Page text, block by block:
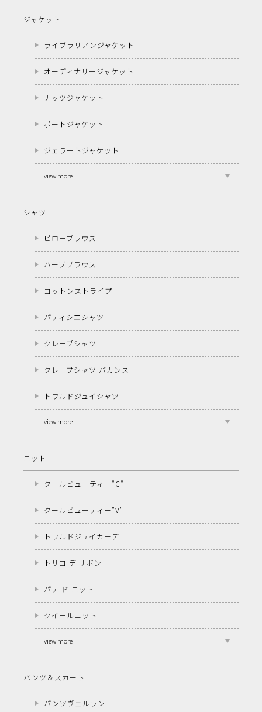
ジャケット
ライブラリアンジャケット
オーディナリージャケット
ナッツジャケット
ポートジャケット
ジェラートジャケット
view more
シャツ
ピローブラウス
ハーブブラウス
コットンストライプ
パティシエシャツ
クレープシャツ
クレープシャツ バカンス
トワルドジュイシャツ
view more
ニット
クールビューティー"C"
クールビューティー"V"
トワルドジュイカーデ
トリコ デ サボン
パテ ド ニット
クイールニット
view more
パンツ＆スカート
パンツヴェルラン